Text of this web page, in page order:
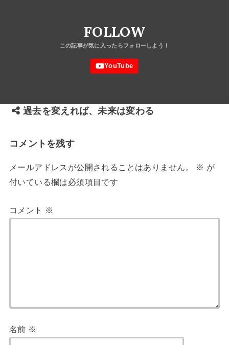
FOLLOW
過去を変えれば、未来は変わる
コメントを残す
メールアドレスが公開されることはありません。 ※ が
付いている欄は必須項目です
コメント ※
名前 ※